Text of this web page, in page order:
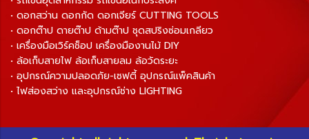
• ดอกสว่าน ดอกกัด ดอกเจียร์ CUTTING TOOLS
• ดอกต๊าป ดายต๊าป ด้ามต๊าป ชุดสปริงซ่อมเกลียว
• เครื่องมือเวิร์คช็อป เครื่องมืองานไม้ DIY
• ล้อเก็บสายไฟ ล้อเก็บสายลม ล้อวัดระยะ
• อุปกรณ์ความปลอดภัย-เซฟตี้ อุปกรณ์แพ็คสินค้า
• ไฟส่องสว่าง และอุปกรณ์ช่าง LIGHTING